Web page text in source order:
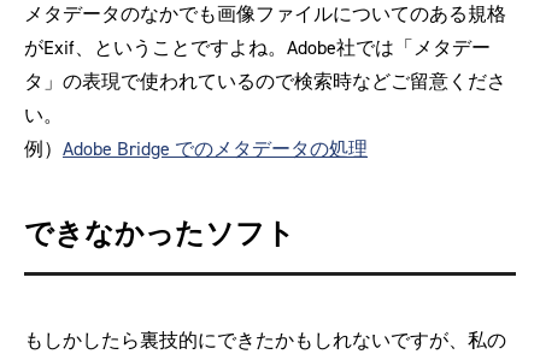
メタデータのなかでも画像ファイルについてのある規格
がExif、ということですよね。Adobe社では「メタデー
タ」の表現で使われているので検索時などご留意くださ
い。
例） Adobe Bridge でのメタデータの処理
できなかったソフト
もしかしたら裏技的にできたかもしれないですが、私の